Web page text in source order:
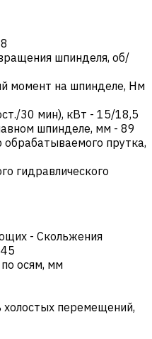
шпинделя, об/
момент на шпинделе, Нм
30 мин), кВт - 15/18,5
шпинделе, мм - 89
прутка,
гидравлического
- Скольжения
45
осям, мм
перемещений,